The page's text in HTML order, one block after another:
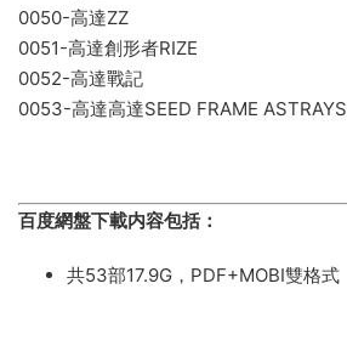
0050-高達ZZ
0051-高達創形者RIZE
0052-高達戰記
0053-高達高達SEED FRAME ASTRAYS
百度網盤下載内容包括：
共53部17.9G，PDF+MOBI雙格式